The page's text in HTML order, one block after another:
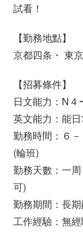
試看！
【勤務地點】
京都四条・ 東
【招募條件】
日文能力：N４
英文能力：能
勤務時間：６
(輪班)
勤務天數：一
可)
勤務期間：長
工作經驗：無經